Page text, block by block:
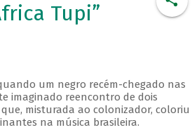
Tupi”
um negro recém-chegado nas
imaginado reencontro de dois
misturada ao colonizador, coloriu
na música brasileira.